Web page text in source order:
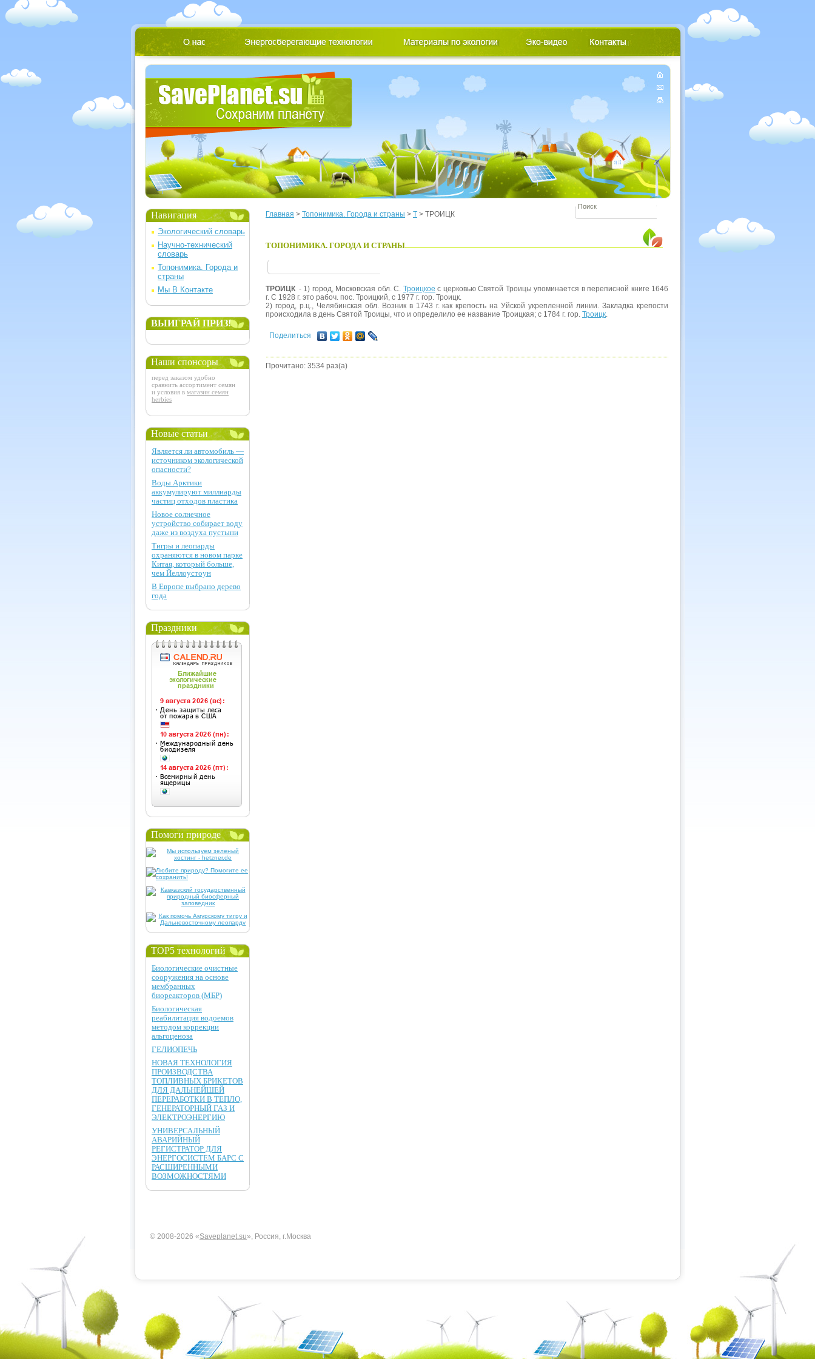
Главная > Топонимика. Города и страны > Т > ТРОИЦК
ТОПОНИМИКА. ГОРОДА И СТРАНЫ
ТРОИЦК - 1) город, Московская обл. С. Троицкое с церковью Святой Троицы упоминается в переписной книге 1646
г. С 1928 г. это рабоч. пос. Троицкий, с 1977 г. гор. Троицк.
2) город, р.ц., Челябинская обл. Возник в 1743 г. как крепость на Уйской укрепленной линии. Закладка крепости
происходила в день Святой Троицы, что и определило ее название Троицкая; с 1784 г. гор. Троицк.
Поделиться
Прочитано: 3534 раз(а)
Навигация
Экологический словарь
Научно-технический
словарь
Топонимика. Города и
страны
Мы В Контакте
ВЫИГРАЙ ПРИЗ!
Наши спонсоры
перед заказом удобно
сравнить ассортимент семян
и условия в магазин семян
herbies
Новые статьи
Является ли автомобиль —
источником экологической
опасности?
Воды Арктики
аккумулируют миллиарды
частиц отходов пластика
Новое солнечное
устройство собирает воду
даже из воздуха пустыни
Тигры и леопарды
охраняются в новом парке
Китая, который больше,
чем Йеллоустоун
В Европе выбрано дерево
года
Праздники
Помоги природе
TOP5 технологий
Биологические очистные
сооружения на основе
мембранных
биореакторов (МБР)
Биологическая
реабилитация водоемов
методом коррекции
альгоценоза
ГЕЛИОПЕЧЬ
НОВАЯ ТЕХНОЛОГИЯ
ПРОИЗВОДСТВА
ТОПЛИВНЫХ БРИКЕТОВ
ДЛЯ ДАЛЬНЕЙШЕЙ
ПЕРЕРАБОТКИ В ТЕПЛО,
ГЕНЕРАТОРНЫЙ ГАЗ И
ЭЛЕКТРОЭНЕРГИЮ
УНИВЕРСАЛЬНЫЙ
АВАРИЙНЫЙ
РЕГИСТРАТОР ДЛЯ
ЭНЕРГОСИСТЕМ БАРС С
РАСШИРЕННЫМИ
ВОЗМОЖНОСТЯМИ
© 2008-2026 «Saveplanet.su», Россия, г.Москва